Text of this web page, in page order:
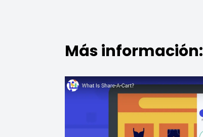
Más información: